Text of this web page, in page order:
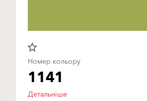
star_border
Номер кольору
1141
Детальніше